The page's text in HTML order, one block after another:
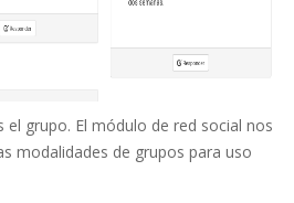
el grupo. El módulo de red social nos
modalidades de grupos para uso